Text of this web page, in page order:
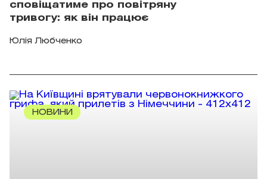
сповіщатиме про повітряну
тривогу: як він працює
Юлія Любченко
НОВИНИ